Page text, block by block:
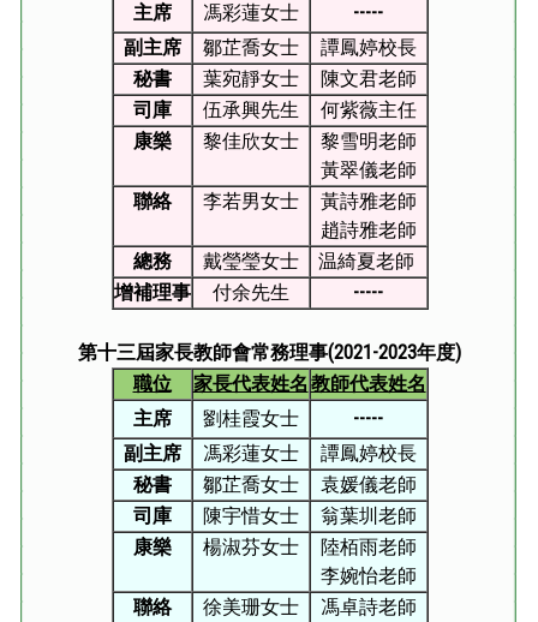
主席
馮彩蓮女士
-----
副主席
鄒芷喬女士
譚鳳婷校長
秘書
葉宛靜女士
陳文君老師
司庫
伍承興先生
何紫薇主任
康樂
黎佳欣女士
黎雪明老師
黃翠儀老師
聯絡
李若男女士
黃詩雅老師
趙詩雅老師
總務
戴瑩瑩女士
温綺夏老師
增補理事
付余先生 -----
第十三屆家長教師會常務理事(2021-2023年度)
職位
家長代表姓名 教師代表姓名
主席
劉桂霞女士
-----
副主席
馮彩蓮女士
譚鳳婷校長
秘書
鄒芷喬女士
袁媛儀老師
司庫
陳宇惜女士
翁葉圳老師
康樂
楊淑芬女士
陸栢雨老師
李婉怡老師
聯絡
徐美珊女士
馮卓詩老師